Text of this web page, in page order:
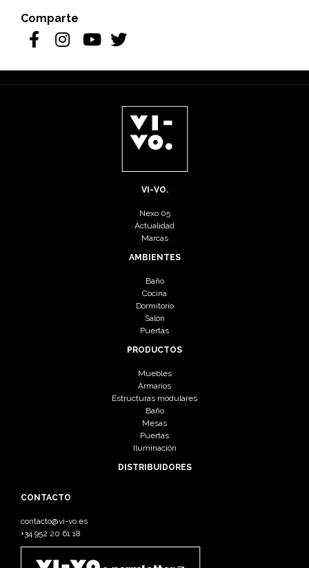
Comparte
VI-VO.
Nexo 05
Actualidad
Marcas
AMBIENTES
Baño
Cocina
Dormitorio
Salón
Puertas
PRODUCTOS
Muebles
Armarios
Estructuras modulares
Baño
Mesas
Puertas
Iluminación
DISTRIBUIDORES
CONTACTO
contacto@vi-vo.es
+34 952 20 61 18